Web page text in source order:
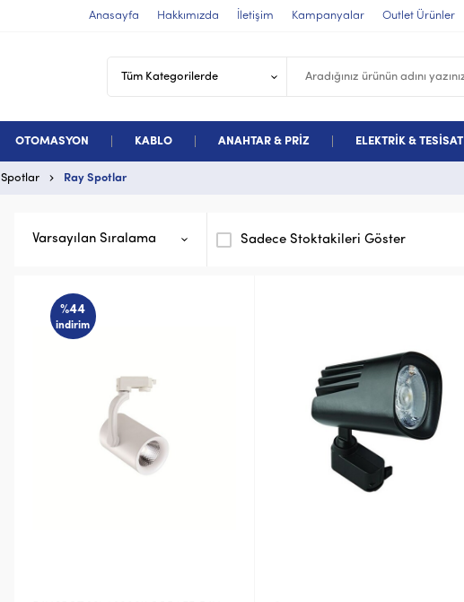
Anasayfa Hakkımızda İletişim Kampanyalar Outlet Ürünler
OTOMASYON KABLO ANAHTAR & PRİZ ELEKTRİK & TESİSAT
Spotlar Ray Spotlar
Varsayılan Sıralama Sadece Stoktakileri Göster
%44
indirim